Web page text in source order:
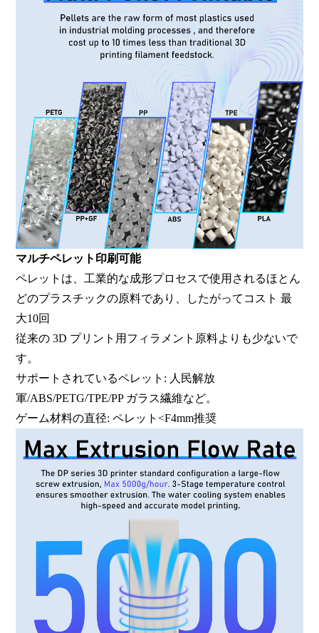
マルチペレット印刷可能
ペレットは、工業的な成形プロセスで使用されるほとん
どのプラスチックの原料であり、
したがってコスト最
大10回
従来の 3D プリント用フィラメント原料よりも少ないで
す。
サポートされているペレット: 人民解放
軍/ABS/PETG/TPE/PP ガラス繊維など。
ゲーム材料の直径: ペレット<F4mm推奨